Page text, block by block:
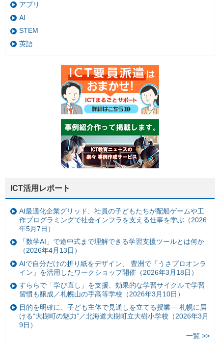
アプリ
AI
STEM
英語
ICT活用レポート
AI最適化企業グリッド、社員の子どもたちが配船ゲームや工
作プログラミングで社会インフラを支える仕事を学ぶ（2026
年5月7日）
「数学AI」で途中式まで理解できる学習支援ツールとは何か
（2026年4月13日）
AIで自分だけの折り紙をデザイン、 豊洲で「うさプロオンラ
イン」を活用したワークショップ開催（2026年3月18日）
すららで「学び直し」を支援、効果的な学習サイクルで学習
習慣も醸成／札幌山の手高等学校（2026年3月10日）
目的を明確に、子ども主体で見通しを立てる授業— 札幌に届
ける“大樹町の魅力”／北海道大樹町立大樹小学校（2026年3月
9日）
一覧 >>